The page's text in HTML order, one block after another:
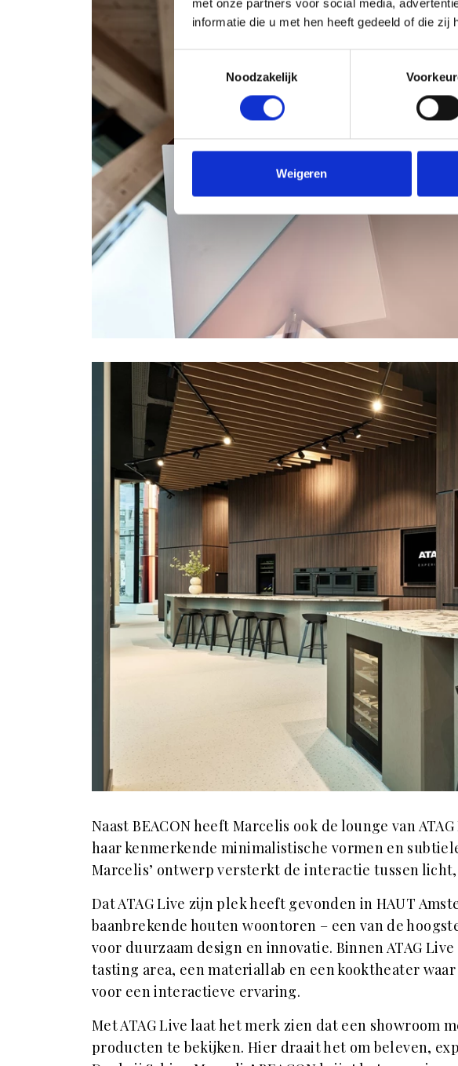
met onze partners voor social media,
informatie die u met hen heeft gedeeld of die
Noodzakelijk
Weigeren
Naast BEACON heeft Marcelis ook de lounge van
haar kenmerkende minimalistische vormen en
Marcelis’ ontwerp versterkt de interactie tussen
Dat ATAG Live zijn plek heeft gevonden in HAUT
baanbrekende houten woontoren – een van de
voor duurzaam design en innovatie. Binnen ATAG
tasting area, een materiallab en een kooktheater
voor een interactieve ervaring.
Met ATAG Live laat het merk zien dat een showroom
producten te bekijken. Hier draait het om beleven,